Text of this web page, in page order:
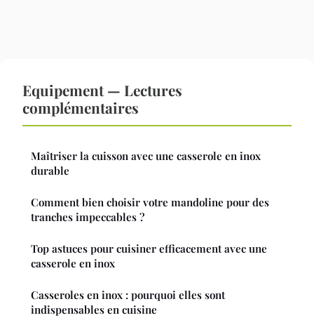
Equipement — Lectures
complémentaires
Maîtriser la cuisson avec une casserole en inox
durable
Comment bien choisir votre mandoline pour des
tranches impeccables ?
Top astuces pour cuisiner efficacement avec une
casserole en inox
Casseroles en inox : pourquoi elles sont
indispensables en cuisine